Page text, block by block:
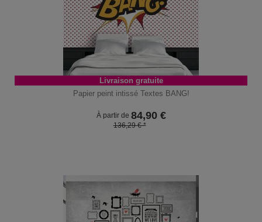
Livraison gratuite
Papier peint intissé Textes BANG!
À partir de 84,90€
136,29 € *